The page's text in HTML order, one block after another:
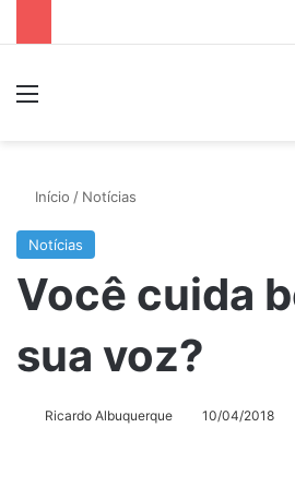
Início / Notícias
Notícias
Você cuida
sua voz?
Ricardo Albuquerque 10/04/2018